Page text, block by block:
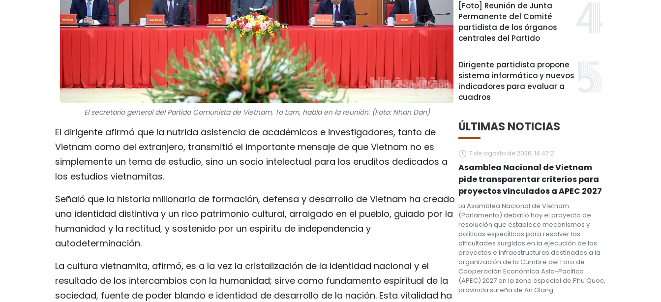
El secretario general del Partido Comunista de Vietnam, To Lam, habla en la reunión. (Foto: Nhan Dan)
El dirigente afirmó que la nutrida asistencia de académicos e investigadores, tanto de
Vietnam como del extranjero, transmitió el importante mensaje de que Vietnam no es
simplemente un tema de estudio, sino un socio intelectual para los eruditos dedicados a
los estudios vietnamitas.
Señaló que la historia millonaria de formación, defensa y desarrollo de Vietnam ha creado
una identidad distintiva y un rico patrimonio cultural, arraigado en el pueblo, guiado por la
humanidad y la rectitud, y sostenido por un espíritu de independencia y
autodeterminación.
La cultura vietnamita, afirmó, es a la vez la cristalización de la identidad nacional y el
resultado de los intercambios con la humanidad; sirve como fundamento espiritual de la
sociedad, fuente de poder blando e identidad de desarrollo de la nación. Esta vitalidad ha
[Foto] Reunión de Junta
Permanente del Comité
partidista de los órganos
centrales del Partido
Dirigente partidista propone
sistema informático y nuevos
indicadores para evaluar a
cuadros
ÚLTIMAS NOTICIAS
7 de agosto de 2026, 14:47:21
Asamblea Nacional de Vietnam
pide transparentar criterios para
proyectos vinculados a APEC 2027
La Asamblea Nacional de Vietnam
(Parlamento) debatió hoy el proyecto de
resolución que establece mecanismos y
políticas específicas para resolver las
dificultades surgidas en la ejecución de los
proyectos e infraestructuras destinados a la
organización de la Cumbre del Foro de
Cooperación Económica Asia-Pacífico
(APEC) 2027 en la zona especial de Phu Quoc,
provincia sureña de An Giang.